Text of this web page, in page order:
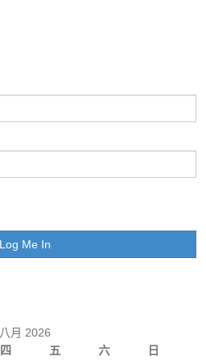
八月 2026
四 五 六 日